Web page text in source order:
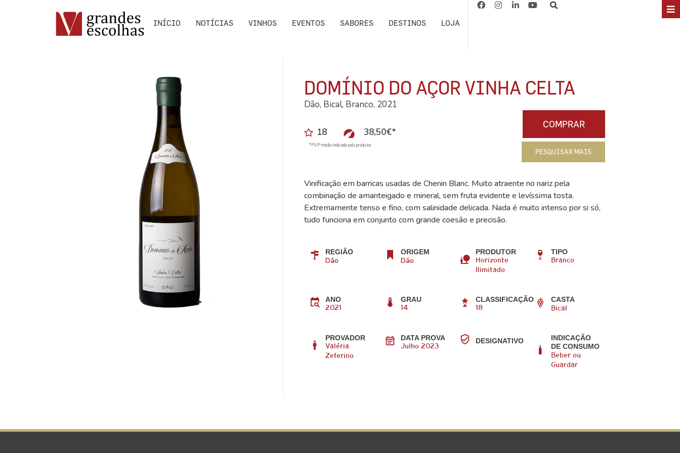
INÍCIO NOTÍCIAS VINHOS EVENTOS SABORES DESTINOS LOJA
DOMÍNIO DO AÇOR VINHA CELTA
Dão, Bical, Branco, 2021
18 38,50€*
*PVP médio indicado pelo produtor
COMPRAR
PESQUISAR MAIS
Vinificação em barricas usadas de Chenin Blanc. Muito atraente no nariz pela
combinação de amanteigado e mineral, sem fruta evidente e levíssima tosta.
Extremamente tenso e fino, com salinidade delicada. Nada é muito intenso por si só,
tudo funciona em conjunto com grande coesão e precisão.
REGIÃO
Dão
ORIGEM
Dão
PRODUTOR
Horizonte
Ilimitado
TIPO
Branco
ANO
2021
GRAU
14
CLASSIFICAÇÃO
18
CASTA
Bical
PROVADOR
Valéria
Zeferino
DATA PROVA
Julho 2023
DESIGNATIVO
INDICAÇÃO
DE CONSUMO
Beber ou
Guardar